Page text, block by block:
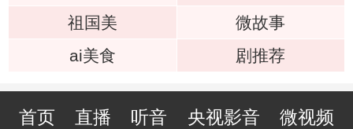
祖国美
微故事
ai美食
剧推荐
首页 直播 听音 央视影音 微视频